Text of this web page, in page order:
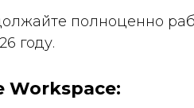
полноценно
году.
Workspace: